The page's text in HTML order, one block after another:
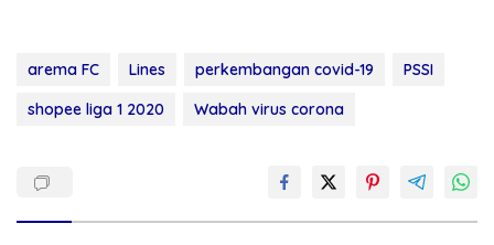
arema FC Lines perkembangan covid-19
PSSI
shopee liga 1 2020
Wabah virus corona